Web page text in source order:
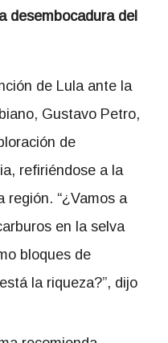
desembocadura del
de Lula ante la
Gustavo Petro,
de
refiriéndose a la
región. “¿Vamos a
en la selva
bloques de
la riqueza?”, dijo